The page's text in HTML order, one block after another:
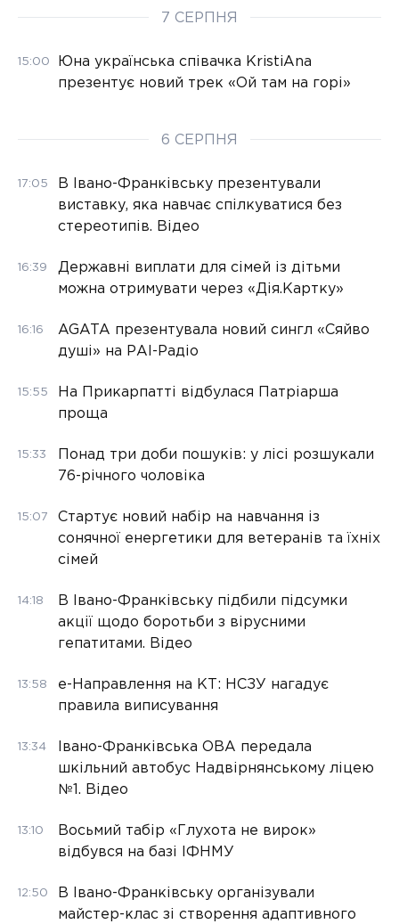
7 СЕРПНЯ
15:00
Юна українська співачка KristiAna
презентує новий трек «Ой там на горі»
6 СЕРПНЯ
17:05
В Івано-Франківську презентували
виставку, яка навчає спілкуватися без
стереотипів. Відео
16:39
Державні виплати для сімей із дітьми
можна отримувати через «Дія.Картку»
16:16
AGATA презентувала новий сингл «Сяйво
душі» на РАІ-Радіо
15:55
На Прикарпатті відбулася Патріарша
проща
15:33
Понад три доби пошуків: у лісі розшукали
76-річного чоловіка
15:07
Стартує новий набір на навчання із
сонячної енергетики для ветеранів та їхніх
сімей
14:18
В Івано-Франківську підбили підсумки
акції щодо боротьби з вірусними
гепатитами. Відео
13:58
е-Направлення на КТ: НСЗУ нагадує
правила виписування
13:34
Івано-Франківська ОВА передала
шкільний автобус Надвірнянському ліцею
№1. Відео
13:10
Восьмий табір «Глухота не вирок»
відбувся на базі ІФНМУ
12:50
В Івано-Франківську організували
майстер-клас зі створення адаптивного